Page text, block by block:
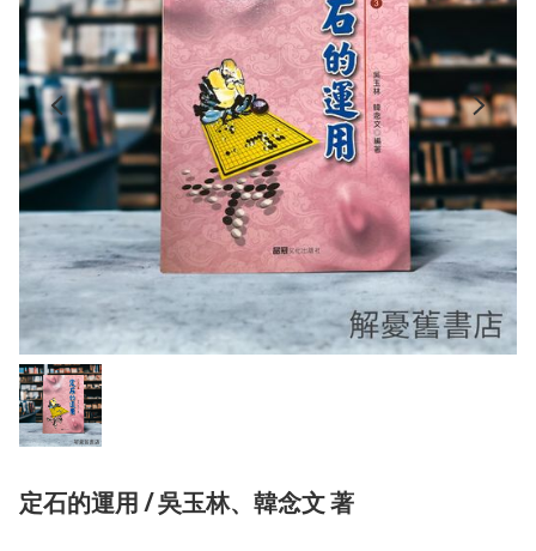
定石的運用 / 吳玉林、韓念文 著